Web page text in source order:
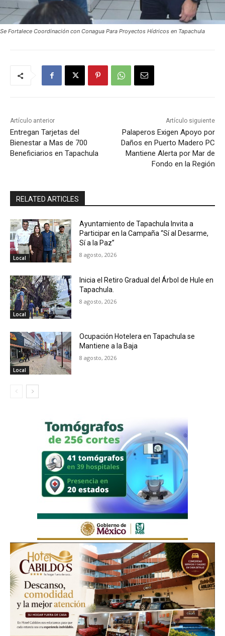
Se Fortalece Coordinación con Conagua Para Proyectos Hídricos en Tapachula
Artículo anterior
Entregan Tarjetas del
Bienestar a Mas de 700
Beneficiarios en Tapachula
Artículo siguiente
Palaperos Exigen Apoyo por
Daños en Puerto Madero PC
Mantiene Alerta por Mar de
Fondo en la Región
RELATED ARTICLES
Local
Ayuntamiento de Tapachula Invita a
Participar en la Campaña “Sí al Desarme,
Sí a la Paz”
8 agosto, 2026
Local
Inicia el Retiro Gradual del Árbol de Hule en
Tapachula.
8 agosto, 2026
Local
Ocupación Hotelera en Tapachula se
Mantiene a la Baja
8 agosto, 2026